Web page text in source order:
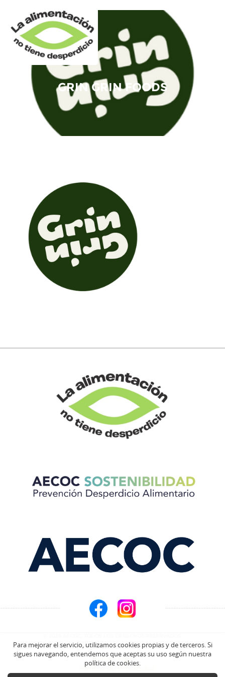
GRIN GRIN FOODS
Aviso Legal
Política de Privacidad
Para mejorar el servicio, utilizamos cookies propias y de terceros. Si
sigues navegando, entendemos que aceptas su uso según nuestra
política de cookies.